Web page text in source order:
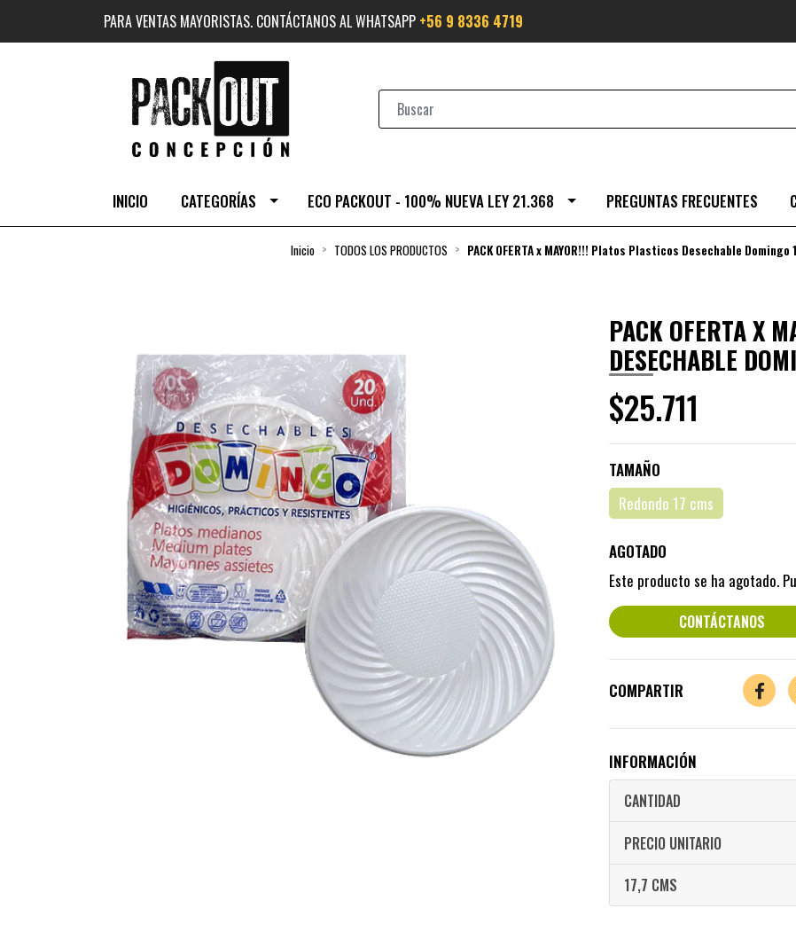
PARA VENTAS MAYORISTAS. CONTÁCTANOS AL WHATSAPP +56 9 8336 4719
INICIO CATEGORÍAS ECO PACKOUT - 100% NUEVA LEY 21.368 PREGUNTAS FRECUENTES
Inicio TODOS LOS PRODUCTOS PACK OFERTA x MAYOR!!! Platos Plasticos Desechable
PACK OFERTA X
DESECHABLE
$25.711
TAMAÑO
Redondo 17 cms
AGOTADO
Este producto se ha agotado.
CONTÁCTANOS
COMPARTIR
INFORMACIÓN
CANTIDAD
PRECIO UNITARIO
17,7 CMS